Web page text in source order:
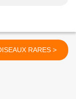
LES OISEAUX RARES >